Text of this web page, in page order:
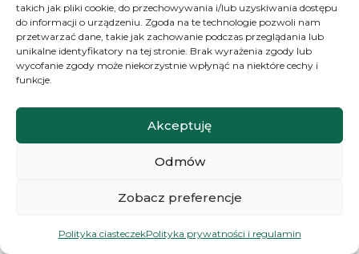
takich jak pliki cookie, do przechowywania i/lub uzyskiwania dostępu
do informacji o urządzeniu. Zgoda na te technologie pozwoli nam
przetwarzać dane, takie jak zachowanie podczas przeglądania lub
unikalne identyfikatory na tej stronie. Brak wyrażenia zgody lub
wycofanie zgody może niekorzystnie wpłynąć na niektóre cechy i
funkcje.
Akceptuję
Odmów
Zobacz preferencje
Polityka ciasteczekPolityka prywatności i regulamin
Ich subtelne liście i zróżnicowane odcienie zieleni
wprowadzają do ogroduatmosferę spokoju i
wyciszenia. Tworzą przytulne, nastrojowe zakątki –
idealne na chwilę relaksu z książką lub filiżanką
Trawy ozdobne na żywopłot – wysokie
ozdobne na żywopłotto naturalna alternatywa dla